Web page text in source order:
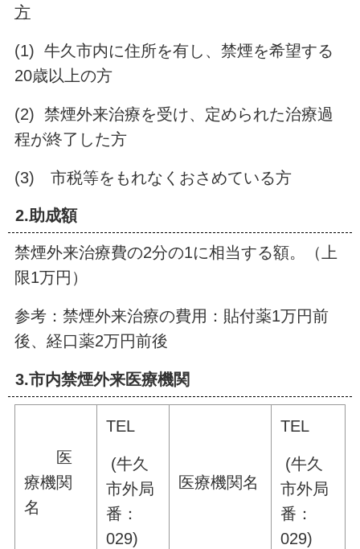
方
(1) 牛久市内に住所を有し、禁煙を希望する
20歳以上の方
(2) 禁煙外来治療を受け、定められた治療過
程が終了した方
(3) 市税等をもれなくおさめている方
2.助成額
禁煙外来治療費の2分の1に相当する額。（上
限1万円）
参考：禁煙外来治療の費用：貼付薬1万円前
後、経口薬2万円前後
3.市内禁煙外来医療機関
医
療機関
名
TEL
(牛久
市外局
番：
029)
医療機関名
TEL
(牛久
市外局
番：
029)